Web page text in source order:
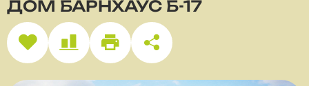
ДОМ БАРНХАУС Б-17